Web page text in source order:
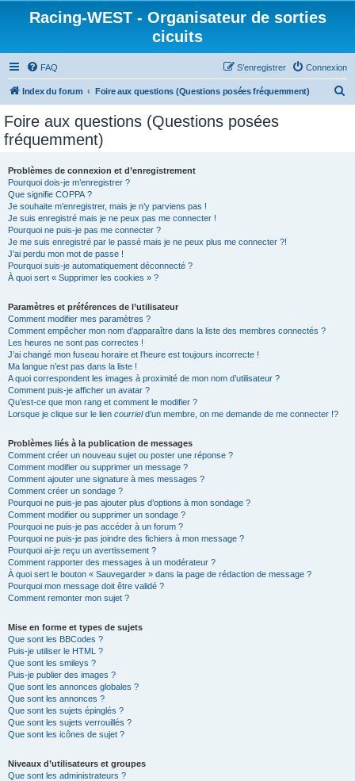
Racing-WEST - Organisateur de sorties
cicuits
FAQ Connexion
S’enregistrer
Index du forum Foire aux questions (Questions posées fréquemment)
Foire aux questions (Questions posées
fréquemment)
Problèmes de connexion et d’enregistrement
Pourquoi dois-je m’enregistrer ?
Que signifie COPPA ?
Je souhaite m’enregistrer, mais je n’y parviens pas !
Je suis enregistré mais je ne peux pas me connecter !
Pourquoi ne puis-je pas me connecter ?
Je me suis enregistré par le passé mais je ne peux plus me connecter ?!
J’ai perdu mon mot de passe !
Pourquoi suis-je automatiquement déconnecté ?
À quoi sert « Supprimer les cookies » ?
Paramètres et préférences de l’utilisateur
Comment modifier mes paramètres ?
Comment empêcher mon nom d’apparaître dans la liste des membres connectés ?
Les heures ne sont pas correctes !
J’ai changé mon fuseau horaire et l’heure est toujours incorrecte !
Ma langue n’est pas dans la liste !
A quoi correspondent les images à proximité de mon nom d’utilisateur ?
Comment puis-je afficher un avatar ?
Qu’est-ce que mon rang et comment le modifier ?
Lorsque je clique sur le lien courrield’un membre, on me demande de me connecter !?
Problèmes liés à la publication de messages
Comment créer un nouveau sujet ou poster une réponse ?
Comment modifier ou supprimer un message ?
Comment ajouter une signature à mes messages ?
Comment créer un sondage ?
Pourquoi ne puis-je pas ajouter plus d’options à mon sondage ?
Comment modifier ou supprimer un sondage ?
Pourquoi ne puis-je pas accéder à un forum ?
Pourquoi ne puis-je pas joindre des fichiers à mon message ?
Pourquoi ai-je reçu un avertissement ?
Comment rapporter des messages à un modérateur ?
À quoi sert le bouton « Sauvegarder » dans la page de rédaction de message ?
Pourquoi mon message doit être validé ?
Comment remonter mon sujet ?
Mise en forme et types de sujets
Que sont les BBCodes ?
Puis-je utiliser le HTML ?
Que sont les smileys ?
Puis-je publier des images ?
Que sont les annonces globales ?
Que sont les annonces ?
Que sont les sujets épinglés ?
Que sont les sujets verrouillés ?
Que sont les icônes de sujet ?
Niveaux d’utilisateurs et groupes
Que sont les administrateurs ?